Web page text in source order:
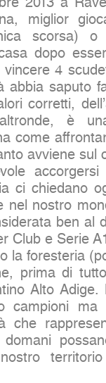
miglior
scorsa) o
dopo
4
abbia saputo
corretti,
è
come
avviene sul
ci chiedano
nostro
ben al
Club e Serie
la foresteria
prima di
Alto
campioni ma
che